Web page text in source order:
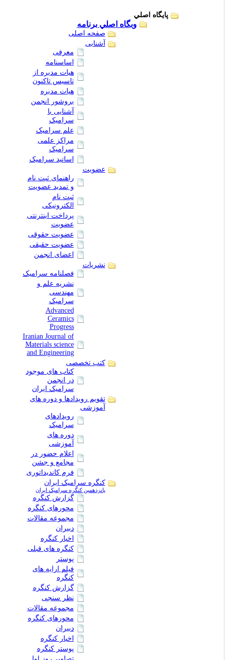
پايگاه اصلي
وبگاه اصلي برنامه
صفحه اصلی
آشنایی
معرفی
اساسنامه
هیات مدیره از
تاسیس تاکنون
هیات مدیره
بروشور انجمن
آشنایی با
سرامیک
علم سرامیک
مراکز علمی
سرامیک
اساتید سرامیک
عضویت
راهنمای ثبت نام
و تمدید عضویت
ثبت نام
الکترونیکی
پرداخت اینترنتی
عضویت
عضویت حقوقی
عضویت حقیقی
اعضای انجمن
نشریات
فصلنامه سرامیک
نشریه علم و
مهندسی
سرامیک
Advanced
Ceramics
Progress
Iranian Journal of
Materials science
and Engineering
کتب تخصصی
کتاب های موجود
در انجمن
سرامیک ایران
تقویم رویدادها و دوره های
آموزشی
رویدادهای
سرامیک
دوره های
آموزشی
اعلام حضور در
مجامع و جشن
فرم کاندیداتوری
کنگره سرامیک ایران
پانزدهمین کنگره سرامیک ایران
گزارش کنگره
محورهای کنگره
مجموعه مقالات
دبیران
اخبار کنگره
کنگره های قبلی
پوستر
فیلم ارایه های
کنگره
گزارش کنگره
نظر سنجی
مجموعه مقالات
محورهای کنگره
دبیران
اخبار کنگره
پوستر کنگره